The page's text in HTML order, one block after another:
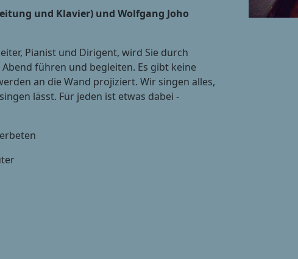
und Klavier) und Wolfgang Joho
Pianist und Dirigent, wird Sie durch
führen und begleiten. Es gibt keine
an die Wand projiziert. Wir singen alles,
lässt. Für jeden ist etwas dabei -